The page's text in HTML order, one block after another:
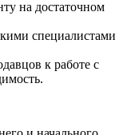
на достаточном
специалистами
к работе с